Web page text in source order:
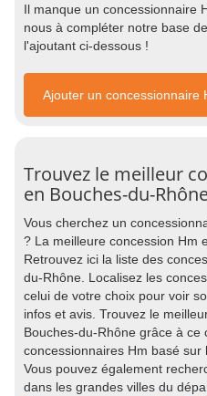
Il manque un concessionnaire
nous à compléter notre base
l'ajoutant ci-dessous !
Ajouter un concessionnaire
Trouvez le meilleur
en Bouches-du-
Vous cherchez un
? La meilleure concession Hm
Retrouvez ici la liste des
du-Rhône. Localisez les
celui de votre choix pour voir
infos et avis. Trouvez le
Bouches-du-Rhône grâce à ce
concessionnaires Hm basé sur
Vous pouvez également
dans les grandes villes du